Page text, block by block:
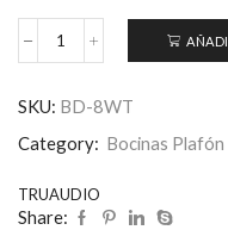
SKU: BD-8WT
Category: Bocinas Plafón
TRUAUDIO
Share: